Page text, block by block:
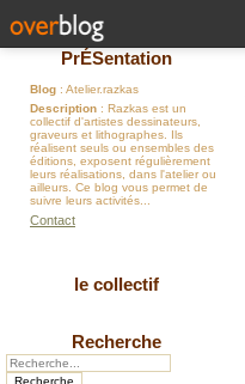
PrÉSentation
Blog : Atelier.razkas
Description : Razkas est un
collectif d'artistes dessinateurs,
graveurs et lithographes. Ils
réalisent seuls ou ensembles des
éditions, exposent régulièrement
leurs réalisations, dans l'atelier ou
ailleurs. Ce blog vous permet de
suivre leurs activités...
Contact
le collectif
Recherche